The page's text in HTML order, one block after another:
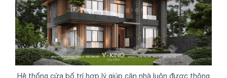
Hệ thống cửa bố trí hợp lý giúp căn nhà luôn được thông